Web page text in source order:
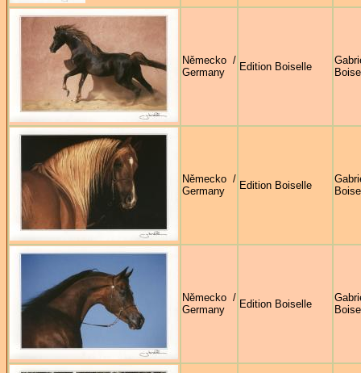
Německo /
Germany
Edition Boiselle
Německo /
Germany
Edition Boiselle
Německo /
Germany
Edition Boiselle